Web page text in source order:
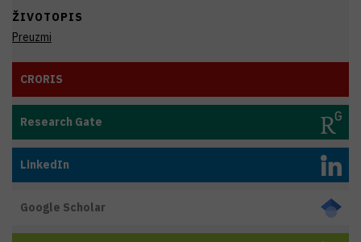
ŽIVOTOPIS
Preuzmi
CRORIS
Research Gate
LinkedIn
Google Scholar